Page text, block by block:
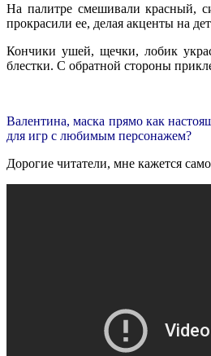
На палитре смешивали красный,
прокрасили ее, делая акценты на
Кончики ушей, щечки, лобик
блестки. С обратной стороны
Валентина, маска прямо как
для игр с любимым персонажем?
Дорогие читатели, мне кажется